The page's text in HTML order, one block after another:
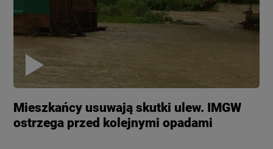
Mieszkańcy usuwają skutki ulew. IMGW
ostrzega przed kolejnymi opadami